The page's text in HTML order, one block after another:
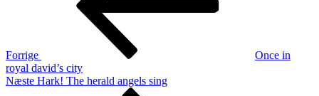
Forrige
Once in
royal david’s city
Næste
Næste Hark! The herald angels sing